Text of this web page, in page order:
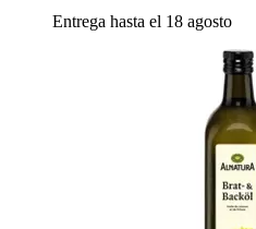
Entrega hasta el 18 agosto